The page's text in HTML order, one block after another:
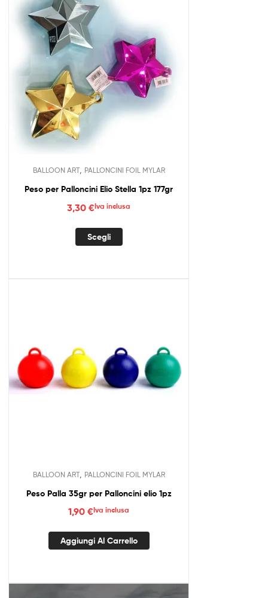
BALLOON ART, PALLONCINI FOIL MYLAR
Peso per Palloncini Elio Stella 1pz 177gr
3,30 €Iva inclusa
Scegli
prodotto
scelte
nella
pagina
del
BALLOON ART, PALLONCINI FOIL MYLAR
Peso Palla 35gr per Palloncini elio 1pz
1,90 €Iva inclusa
Aggiungi Al Carrello